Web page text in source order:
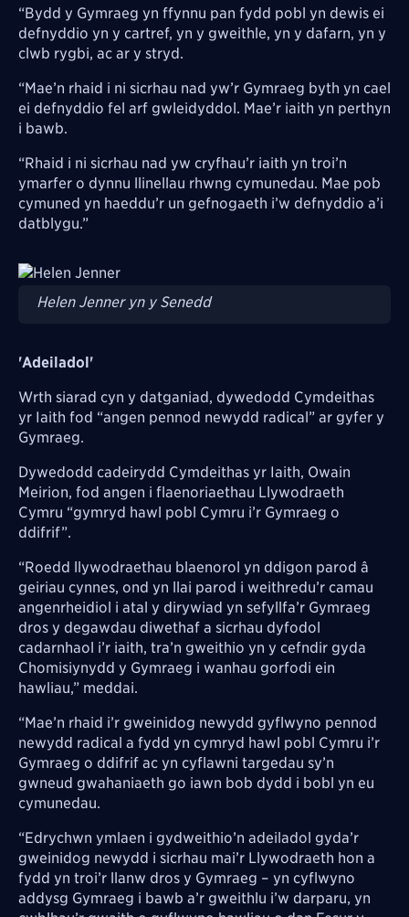
“Bydd y Gymraeg yn ffynnu pan fydd pobl yn dewis ei
defnyddio yn y cartref, yn y gweithle, yn y dafarn, yn y
clwb rygbi, ac ar y stryd.
“Mae’n rhaid i ni sicrhau nad yw’r Gymraeg byth yn cael
ei defnyddio fel arf gwleidyddol. Mae’r iaith yn perthyn
i bawb.
“Rhaid i ni sicrhau nad yw cryfhau’r iaith yn troi’n
ymarfer o dynnu llinellau rhwng cymunedau. Mae pob
cymuned yn haeddu’r un gefnogaeth i’w defnyddio a’i
datblygu.”
Image
Helen Jenner yn y Senedd
'Adeiladol'
Wrth siarad cyn y datganiad, dywedodd Cymdeithas
yr Iaith fod “angen pennod newydd radical” ar gyfer y
Gymraeg.
Dywedodd cadeirydd Cymdeithas yr Iaith, Owain
Meirion, fod angen i flaenoriaethau Llywodraeth
Cymru “gymryd hawl pobl Cymru i’r Gymraeg o
ddifrif”.
“Roedd llywodraethau blaenorol yn ddigon parod â
geiriau cynnes, ond yn llai parod i weithredu’r camau
angenrheidiol i atal y dirywiad yn sefyllfa’r Gymraeg
dros y degawdau diwethaf a sicrhau dyfodol
cadarnhaol i’r iaith, tra’n gweithio yn y cefndir gyda
Chomisiynydd y Gymraeg i wanhau gorfodi ein
hawliau,” meddai.
“Mae’n rhaid i’r gweinidog newydd gyflwyno pennod
newydd radical a fydd yn cymryd hawl pobl Cymru i’r
Gymraeg o ddifrif ac yn cyflawni targedau sy’n
gwneud gwahaniaeth go iawn bob dydd i bobl yn eu
cymunedau.
“Edrychwn ymlaen i gydweithio’n adeiladol gyda’r
gweinidog newydd i sicrhau mai’r Llywodraeth hon a
fydd yn troi’r llanw dros y Gymraeg – yn cyflwyno
addysg Gymraeg i bawb a’r gweithlu i’w darparu, yn